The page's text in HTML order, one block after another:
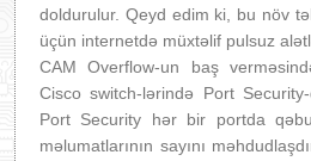
doldurulur. Qeyd edim ki, bu növ
üçün internetdə müxtəlif pulsuz
CAM Overflow-un baş
Cisco switch-lərində Port
Port Security hər bir portda
məlumatlarının sayını